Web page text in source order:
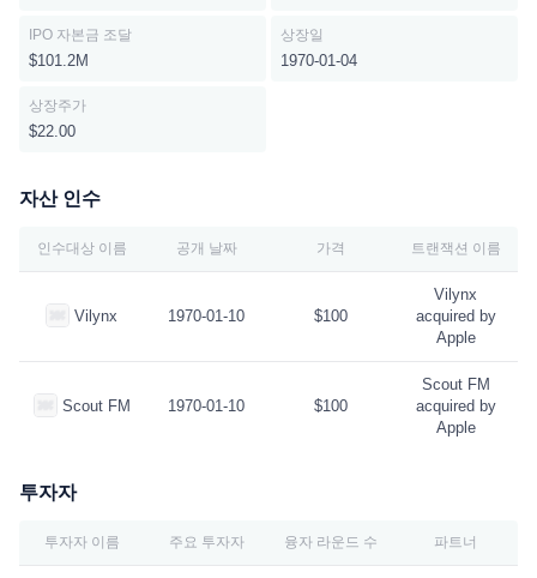
IPO 자본금 조달
$101.2M
상장일
1970-01-04
상장주가
$22.00
자산 인수
인수대상 이름 공개 날짜 가격 트랜잭션 이름
Vilynx 1970-01-10 $100
Vilynx
acquired by
Apple
Scout FM 1970-01-10 $100
Scout FM
acquired by
Apple
투자자
투자자 이름 주요 투자자 융자 라운드 수 파트너